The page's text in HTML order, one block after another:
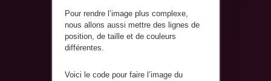
Pour rendre l’image plus complexe,
nous allons aussi mettre des lignes de
position, de taille et de couleurs
différentes.
Voici le code pour faire l’image du